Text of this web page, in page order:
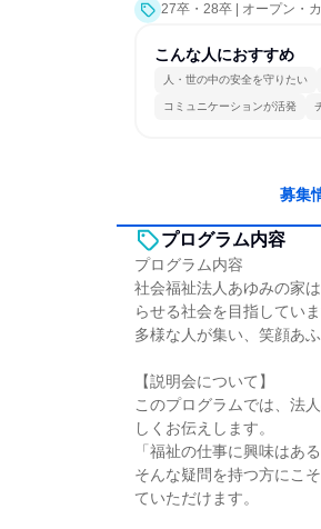
27卒・28卒 | オープン・
こんな人におすすめ
人・世の中の安全を守りたい
コミュニケーションが活発
募集
プログラム内容
プログラム内容
社会福祉法人あゆみの家
らせる社会を目指していま
多様な人が集い、笑顔あ
【説明会について】
このプログラムでは、法
しくお伝えします。
「福祉の仕事に興味はあ
そんな疑問を持つ方にこ
ていただけます。